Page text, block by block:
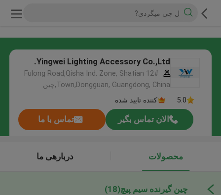
Yingwei Lighting Accessory Co.,Ltd.
12# Fulong Road,Qisha Ind. Zone, Shatian
Town,Dongguan, Guangdong, China,چین
5.0
کننده تایید شده
الان تماس بگیر تماس با ما
محصولات دربارهی ما
چین گیرنده سیم پیچ(18)